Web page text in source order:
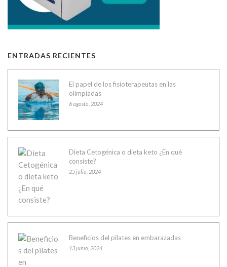
ENTRADAS RECIENTES
El papel de los fisioterapeutas en las
olimpiadas
6 agosto, 2024
Dieta Cetogénica o dieta keto ¿En qué
consiste?
25 julio, 2024
Beneficios del pilates en embarazadas
13 junio, 2024